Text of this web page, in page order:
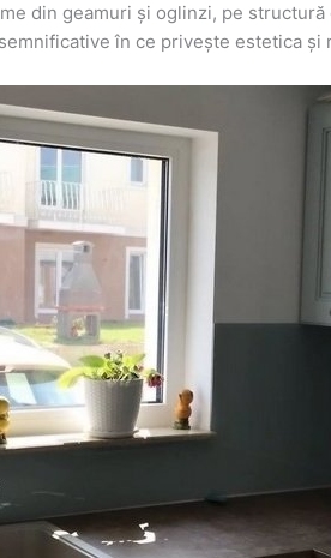
din geamuri și oglinzi, pe
în ce privește estetica și